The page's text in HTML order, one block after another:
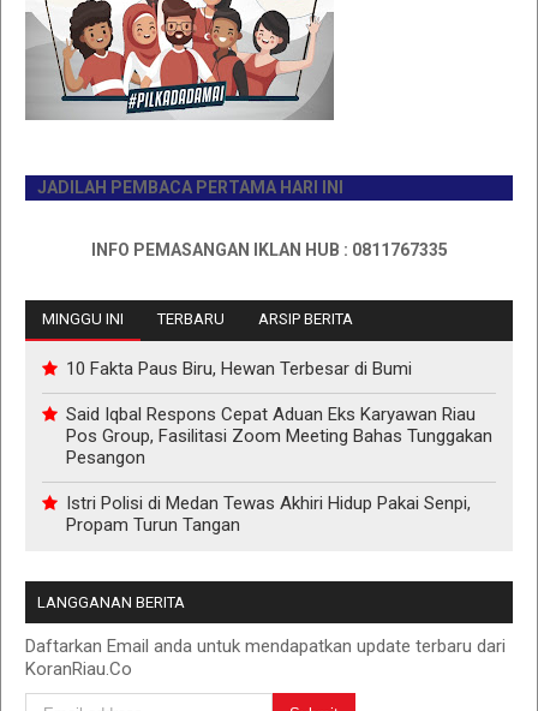
JADILAH PEMBACA PERTAMA HARI INI
INFO PEMASANGAN IKLAN HUB : 0811767335
MINGGU INI TERBARU ARSIP BERITA
10 Fakta Paus Biru, Hewan Terbesar di Bumi
Said Iqbal Respons Cepat Aduan Eks Karyawan Riau
Pos Group, Fasilitasi Zoom Meeting Bahas Tunggakan
Pesangon
Istri Polisi di Medan Tewas Akhiri Hidup Pakai Senpi,
Propam Turun Tangan
LANGGANAN BERITA
Daftarkan Email anda untuk mendapatkan update terbaru dari
KoranRiau.Co